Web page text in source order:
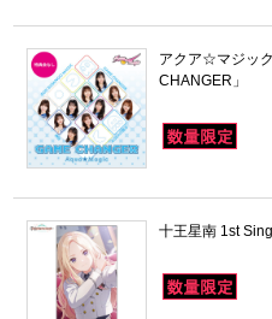
アクア☆マジッ
CHANGER」
十王星南 1st